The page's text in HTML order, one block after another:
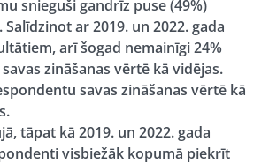
snieguši gandrīz puse (49%)
ar 2019. un 2022. gada
arī šogad nemainīgi 24%
zināšanas vērtē kā vidējas.
savas zināšanas vērtē kā
tāpat kā 2019. un 2022. gada
visbiežāk kopumā piekrīt